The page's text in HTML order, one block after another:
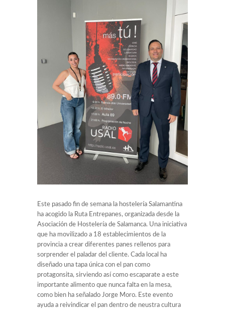
Este pasado fin de semana la hostelería Salamantina
ha acogido la Ruta Entrepanes, organizada desde la
Asociación de Hostelería de Salamanca. Una iniciativa
que ha movilizado a 18 establecimientos de la
provincia a crear diferentes panes rellenos para
sorprender el paladar del cliente. Cada local ha
diseñado una tapa única con el pan como
protagonsita, sirviendo así como escaparate a este
importante alimento que nunca falta en la mesa,
como bien ha señalado Jorge Moro. Este evento
ayuda a reivindicar el pan dentro de neustra cultura